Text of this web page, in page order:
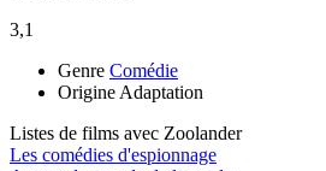
3,1
Genre Comédie
Origine Adaptation
Listes de films avec Zoolander
Les comédies d'espionnage